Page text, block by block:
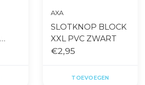
AXA
SLOTKNOP BLOCK
XXL PVC ZWART
€2,95
TOEVOEGEN